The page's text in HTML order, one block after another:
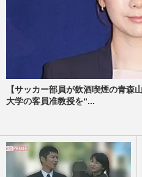
【サッカー部員が飲酒喫煙の青森
大学の客員准教授を“...